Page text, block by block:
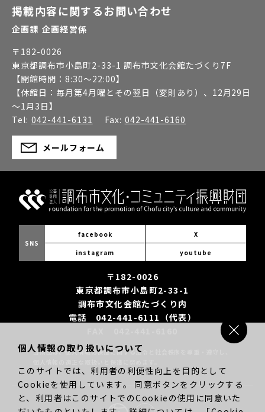
掲載内容に関するお問い合わせ
企画課 企画経営係
〒 182-0026
東京都調布市小島町2-33-1 調布市文化会館たづくり7F
【開館時間： 8:30～22:00】
【休館日： 毎月第4月曜とその翌日（変則あり）、12月29日
～1月3日】
Tel: 042-441-6131 Fax: 042-441-6160
メールフォーム
SNS
facebook X
instagram youtube
〒182-0026
東京都調布市小島町2-33-1
調布市文化会館たづくり内
電話 042-441-6111（代表）
当財団は、個人情報の保護に関する法令と社会秩序を尊重・遵守し、
個人情報の取り扱いについて
このサイトでは、利用者の利便性向上を目的として
Cookieを使用しています。 同意ボタンをクリックする
と、利用者はこのサイトでのCookieの使用に同意いた